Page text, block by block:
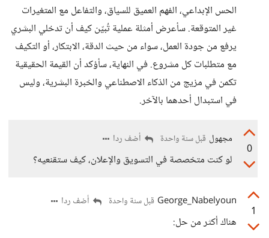
الحس الإبداعي، الفهم العميق للسياق، والتفاعل مع المتغيرات
غير المتوقعة. سأعرض أمثلة عملية تُبيّن كيف أن تدخلي البشري
يرفع من جودة العمل، سواء من حيث الدقة، الابتكار، أو التكيف
مع متطلبات كل مشروع. في النهاية، سأؤكد أن القيمة الحقيقية
تكمن في مزيج من الذكاء الاصطناعي والخبرة البشرية، وليس
في استبدال أحدهما بالآخر.
0
مجهول قبل سنة واحدة أضف ردا
لو كنت متخصصة في التسويق والإعلان، كيف ستقنعيه؟
1
George_Nabelyoun قبل سنة واحدة أضف ردا
هناك أكثر من حل: